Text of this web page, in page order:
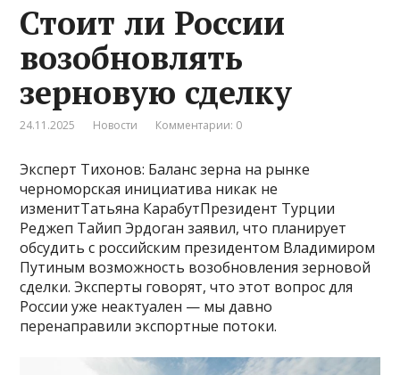
Стоит ли России
возобновлять
зерновую сделку
24.11.2025 Новости Комментарии: 0
Эксперт Тихонов: Баланс зерна на рынке
черноморская инициатива никак не
изменитТатьяна КарабутПрезидент Турции
Реджеп Тайип Эрдоган заявил, что планирует
обсудить с российским президентом Владимиром
Путиным возможность возобновления зерновой
сделки. Эксперты говорят, что этот вопрос для
России уже неактуален — мы давно
перенаправили экспортные потоки.